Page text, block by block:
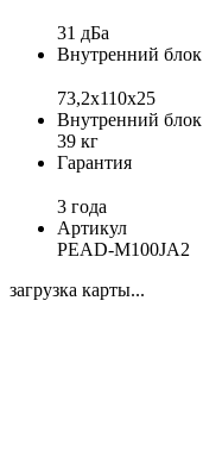
31 дБа
Внутренний
73,2x110x25
Внутренний блок
39 кг
Гарантия
3 года
Артикул
PEAD-M100JA2
загрузка карты...